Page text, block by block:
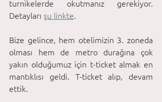
turnikelerde okutmanız gerekiyor.
Detayları şu linkte.
Bize gelince, hem otelimizin 3. zoneda
olması hem de metro durağına çok
yakın olduğumuz için t-ticket almak en
mantıklısı geldi. T-ticket alıp, devam
ettik.